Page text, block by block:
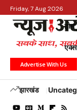
Friday, 7 Aug 2026
होम
Advertise With Us
झारखंड